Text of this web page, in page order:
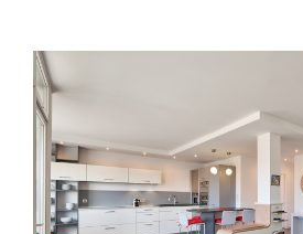
voir le bien